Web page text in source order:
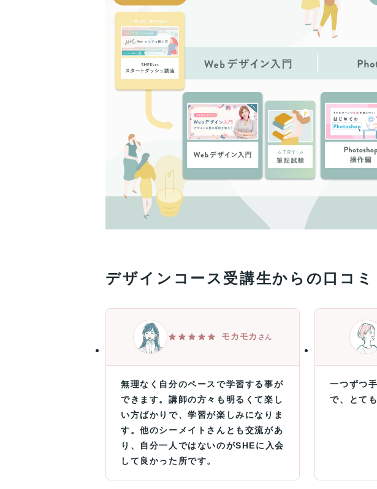
デザインコース受講生からの口コミ
モカモカ さん
無理なく自分のペースで学習する事が
できます。講師の方々も明るくて楽し
い方ばかりで、学習が楽しみになりま
す。他のシーメイトさんとも交流があ
り、自分一人ではないのがSHEに入会
して良かった所です。
一つずつ
で、とて